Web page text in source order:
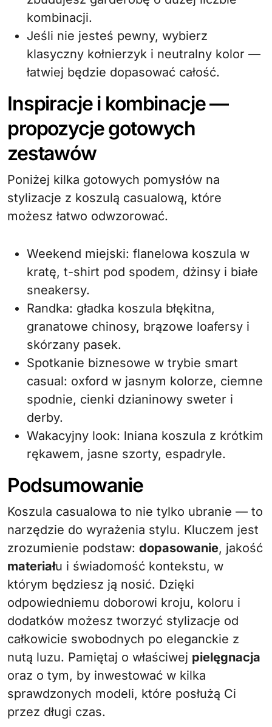
kombinacji.
Jeśli nie jesteś pewny, wybierz
klasyczny kołnierzyk i neutralny kolor —
łatwiej będzie dopasować całość.
Inspiracje i kombinacje —
propozycje gotowych
zestawów
Poniżej kilka gotowych pomysłów na
stylizacje z koszulą casualową, które
możesz łatwo odwzorować.
Weekend miejski: flanelowa koszula w
kratę, t-shirt pod spodem, dżinsy i białe
sneakersy.
Randka: gładka koszula błękitna,
granatowe chinosy, brązowe loafersy i
skórzany pasek.
Spotkanie biznesowe w trybie smart
casual: oxford w jasnym kolorze, ciemne
spodnie, cienki dzianinowy sweter i
derby.
Wakacyjny look: lniana koszula z krótkim
rękawem, jasne szorty, espadryle.
Podsumowanie
Koszula casualowa to nie tylko ubranie — to
narzędzie do wyrażenia stylu. Kluczem jest
zrozumienie podstaw: dopasowanie, jakość
materiału i świadomość kontekstu, w
którym będziesz ją nosić. Dzięki
odpowiedniemu doborowi kroju, koloru i
dodatków możesz tworzyć stylizacje od
całkowicie swobodnych po eleganckie z
nutą luzu. Pamiętaj o właściwej pielęgnacja
oraz o tym, by inwestować w kilka
sprawdzonych modeli, które posłużą Ci
przez długi czas.